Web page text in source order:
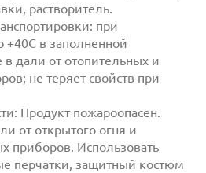
персональных данных
ознакомлен(-а)
растворитель.
при
+40С в заполненной
в дали от отопительных и
не теряет свойств при
Продукт пожароопасен.
от открытого огня и
приборов. Использовать
перчатки, защитный костюм